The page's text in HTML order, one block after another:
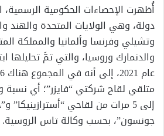
دولة، وهي الولايات المتحدة والهند
وتشيلي وفرنسا وألمانيا والمملكة
إلى 5 مرات من لقاحي
جونسون”، بحسب وكالة تاس الروسية.